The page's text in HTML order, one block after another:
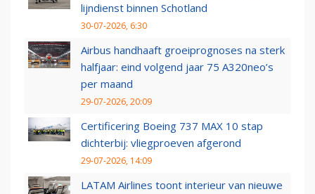
lijndienst binnen Schotland
30-07-2026, 6:30
Airbus handhaaft groeiprognoses na sterk
halfjaar: eind volgend jaar 75 A320neo’s
per maand
29-07-2026, 20:09
Certificering Boeing 737 MAX 10 stap
dichterbij: vliegproeven afgerond
29-07-2026, 14:09
LATAM Airlines toont interieur van nieuwe